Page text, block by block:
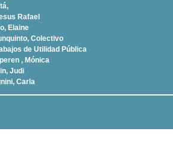
Rafael
Elaine
Colectivo
de Utilidad Pública
, Mónica
Judi
Carla